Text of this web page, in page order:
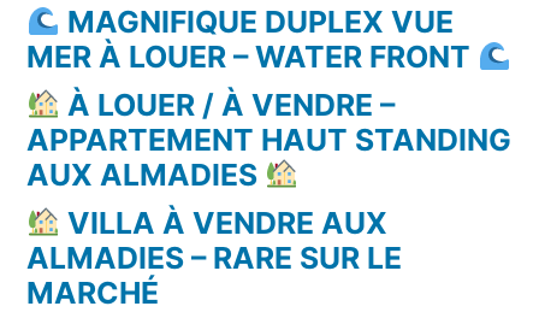
MAGNIFIQUE DUPLEX VUE
MER À LOUER – WATER FRONT
À LOUER / À VENDRE –
APPARTEMENT HAUT STANDING
AUX ALMADIES
VILLA À VENDRE AUX
ALMADIES – RARE SUR LE
MARCHÉ